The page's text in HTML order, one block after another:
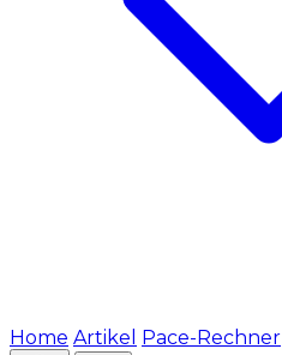
Home Artikel Pace-Rechner